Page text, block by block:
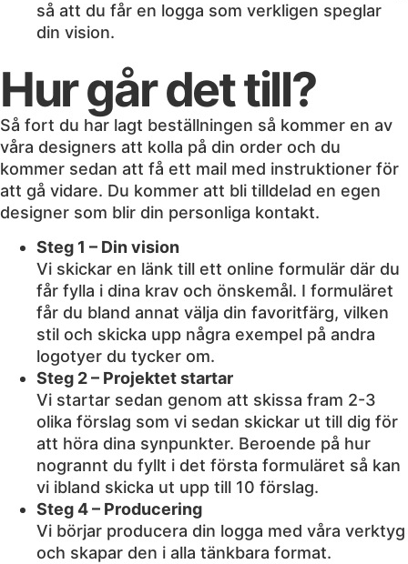
så att du får en logga som verkligen speglar
din vision.
Hur går det till?
Så fort du har lagt beställningen så kommer en av
våra designers att kolla på din order och du
kommer sedan att få ett mail med instruktioner för
att gå vidare. Du kommer att bli tilldelad en egen
designer som blir din personliga kontakt.
Steg 1 – Din vision
Vi skickar en länk till ett online formulär där du
får fylla i dina krav och önskemål. I formuläret
får du bland annat välja din favoritfärg, vilken
stil och skicka upp några exempel på andra
logotyer du tycker om.
Steg 2 – Projektet startar
Vi startar sedan genom att skissa fram 2-3
olika förslag som vi sedan skickar ut till dig för
att höra dina synpunkter. Beroende på hur
nogrannt du fyllt i det första formuläret så kan
vi ibland skicka ut upp till 10 förslag.
Steg 4 – Producering
Vi börjar producera din logga med våra verktyg
och skapar den i alla tänkbara format.